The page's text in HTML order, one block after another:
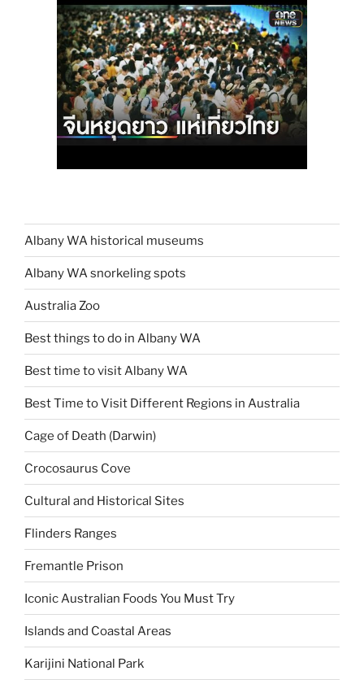
Albany WA historical museums
Albany WA snorkeling spots
Australia Zoo
Best things to do in Albany WA
Best time to visit Albany WA
Best Time to Visit Different Regions in Australia
Cage of Death (Darwin)
Crocosaurus Cove
Cultural and Historical Sites
Flinders Ranges
Fremantle Prison
Iconic Australian Foods You Must Try
Islands and Coastal Areas
Karijini National Park